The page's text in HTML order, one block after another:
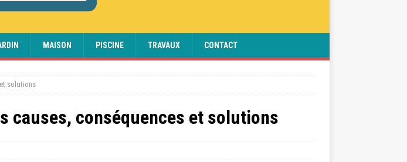
MAISON PISCINE TRAVAUX CONTACT
solutions
causes, conséquences et solutions